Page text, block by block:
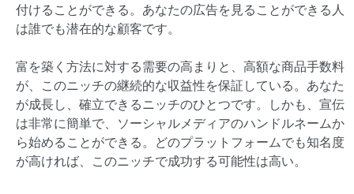
付けることができる。あなたの広告を見ることができる人
は誰でも潜在的な顧客です。
富を築く方法に対する需要の高まりと、高額な商品手数料
が、このニッチの継続的な収益性を保証している。あなた
が成長し、確立できるニッチのひとつです。しかも、宣伝
は非常に簡単で、ソーシャルメディアのハンドルネームか
ら始めることができる。どのプラットフォームでも知名度
が高ければ、このニッチで成功する可能性は高い。